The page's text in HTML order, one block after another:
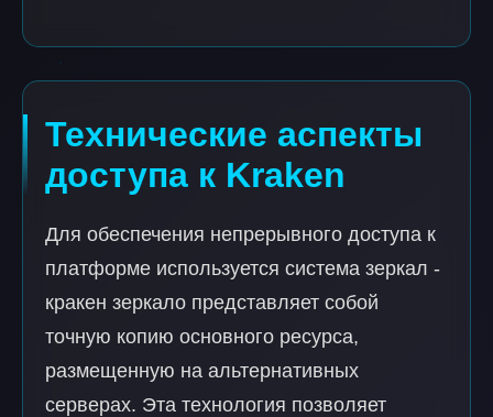
Технические аспекты
доступа к Kraken
Для обеспечения непрерывного доступа к
платформе используется система зеркал -
кракен зеркало представляет собой
точную копию основного ресурса,
размещенную на альтернативных
серверах. Эта технология позволяет